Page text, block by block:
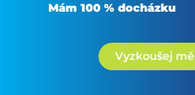
Mám 100 % docházku
Vyzkoušej mě